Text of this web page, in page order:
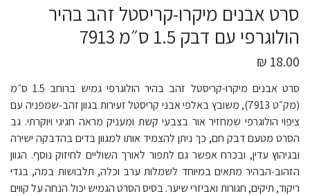
סרט אבנים מיקרו-קריסטל זהב בהיר
הולוגרפי עם דבק 1.5 ס״מ 7913
18.00 ₪
סרט אבנים מיקרו-קריסטל זהב בהיר הולוגרפי גמיש ברוחב 1.5 ס״מ
(מק״ט 7913), משובץ באלפי אבני קריסטל זעירות בגוון זהב‑שמפניה עם
ציפוי הולוגרפי שמחזיר אור בצבעי קשת ומעניק מראה חגיגי ויוקרתי. גב
הסרט מטעם דבק חם, כך ניתן להצמיד אותו למגוון בדים בהדבקה ישירה
ובגיהוץ עדין, ובכרח אפשר גם לתפור לאורך השוליים לחיזוק נוסף. הגוון
הזהוב‑הבהיר מתאים במיוחד לשמלות ערב וכלה, תלבושות במה, בגדי
ריקוד, תיקים, חגורות ואביזרי שיער. בסיס הסרט הגמיש יכול הנחה על קווים